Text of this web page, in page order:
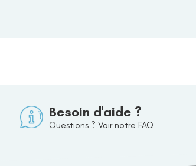
Besoin d'aide ?
Questions ? Voir notre FAQ